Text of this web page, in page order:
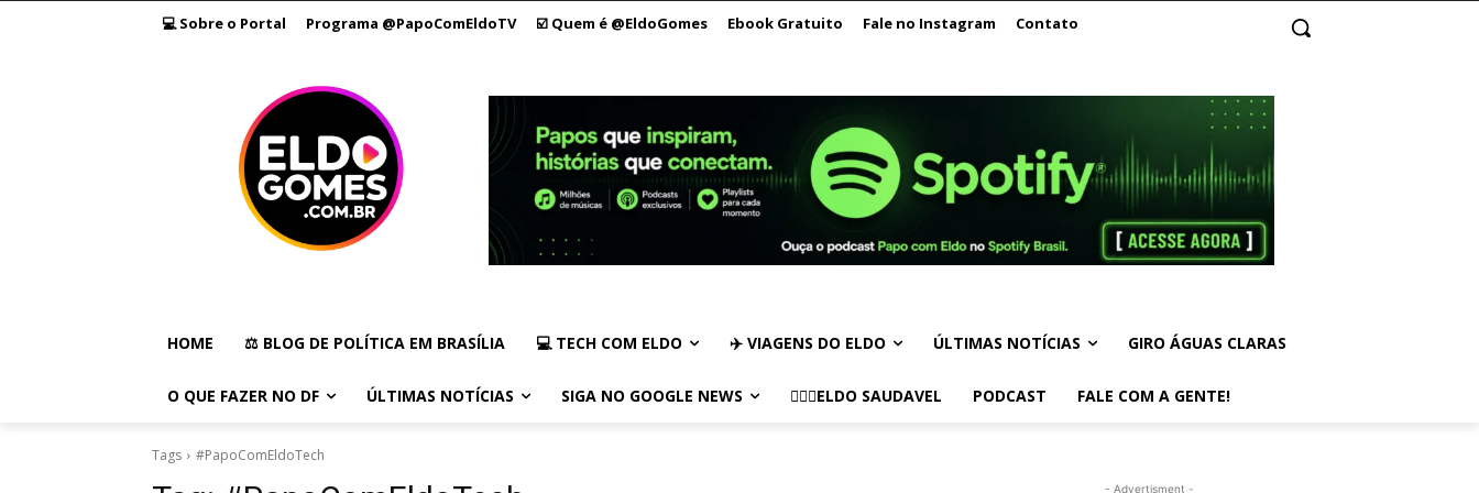
💻 Sobre o Portal Programa @PapoComEldoTV ☑️ Quem é @EldoGomes Ebook Gratuito Fale no Instagram Contato
HOME ⚖️ BLOG DE POLÍTICA EM BRASÍLIA 💻 TECH COM ELDO ✈️ VIAGENS DO ELDO ÚLTIMAS NOTÍCIAS GIRO ÁGUAS CLARAS
O QUE FAZER NO DF ÚLTIMAS NOTÍCIAS SIGA NO GOOGLE NEWS 🏃🏻‍♂️ELDO SAUDAVEL PODCAST FALE COM A GENTE!
Tags #PapoComEldoTech
- Advertisment -